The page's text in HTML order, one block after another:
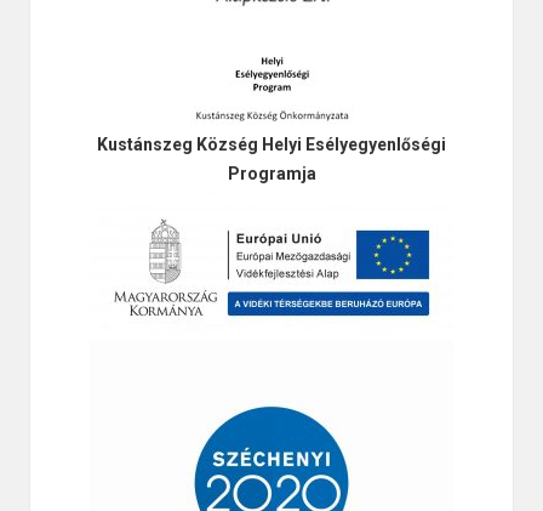
Kustánszeg Község Helyi Esélyegyenlőségi
Programja